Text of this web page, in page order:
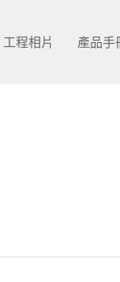
工程相片 產品手